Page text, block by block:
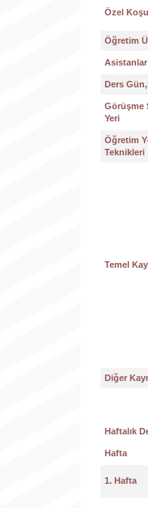
Özel
Öğretim
Asistanlar
Ders
Görüşme
Yeri
Öğretim
Teknikleri
Temel
Diğer
Haftalık
Hafta
1. Hafta